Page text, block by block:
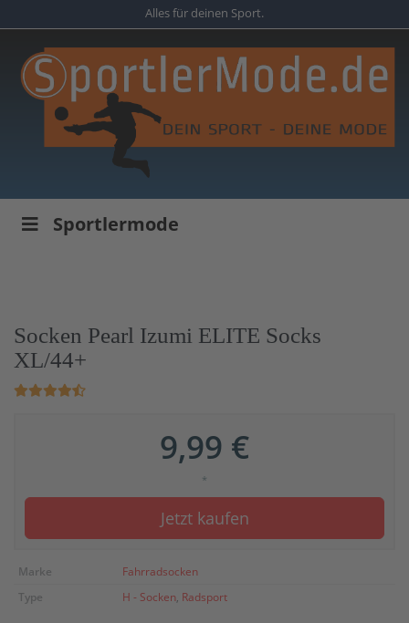
to
content
Alles für deinen Sport.
Sportlermode
Socken Pearl Izumi ELITE Socks
XL/44+
9,99 €
*
Jetzt kaufen
Marke
Fahrradsocken
Type
H - Socken, Radsport